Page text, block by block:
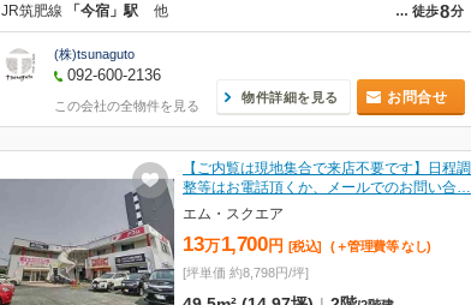
… 徒歩8分
JR筑肥線 「今宿」駅 他
(株)tsunaguto
092-600-2136
この会社の全物件を見る
物件詳細を見る お問合せ
【ご内覧は現地集合で来店不要です】日程調
整等はお電話頂くか、メールでのお問い合…
エム・スクエア
13万1,700 円 [税込] (＋管理費等 なし)
[坪単価 約8,798円/坪]